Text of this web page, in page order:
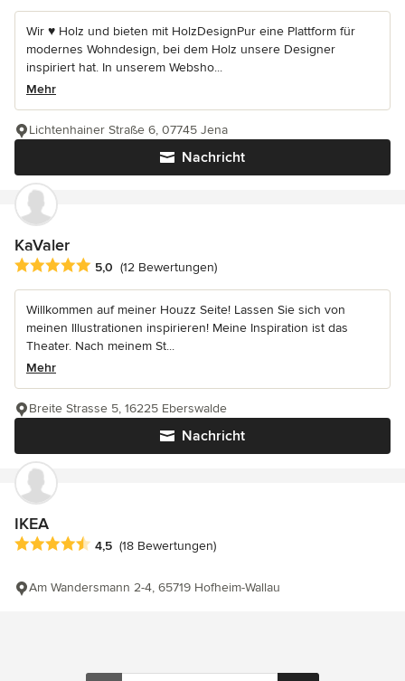
Wir ♥ Holz und bieten mit HolzDesignPur eine Plattform für
modernes Wohndesign, bei dem Holz unsere Designer
inspiriert hat. In unserem Websho...
Mehr
Nachricht
Lichtenhainer Straße 6, 07745 Jena
KaValer
Durchschnittliche Bewertung: 5 von 5 Sternen
5,0 (12 Bewertungen)
Willkommen auf meiner Houzz Seite! Lassen Sie sich von
meinen Illustrationen inspirieren! Meine Inspiration ist das
Theater. Nach meinem St...
Mehr
Nachricht
Breite Strasse 5, 16225 Eberswalde
IKEA
Durchschnittliche Bewertung: 4.5 von 5 Sternen
4,5 (18 Bewertungen)
Am Wandersmann 2-4, 65719 Hofheim-Wallau